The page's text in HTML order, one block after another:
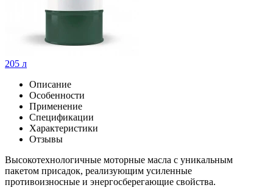
205 л
Описание
Особенности
Применение
Спецификации
Характеристики
Отзывы
Высокотехнологичные моторные масла с уникальным
пакетом присадок, реализующим усиленные
противоизносные и энергосберегающие свойства.